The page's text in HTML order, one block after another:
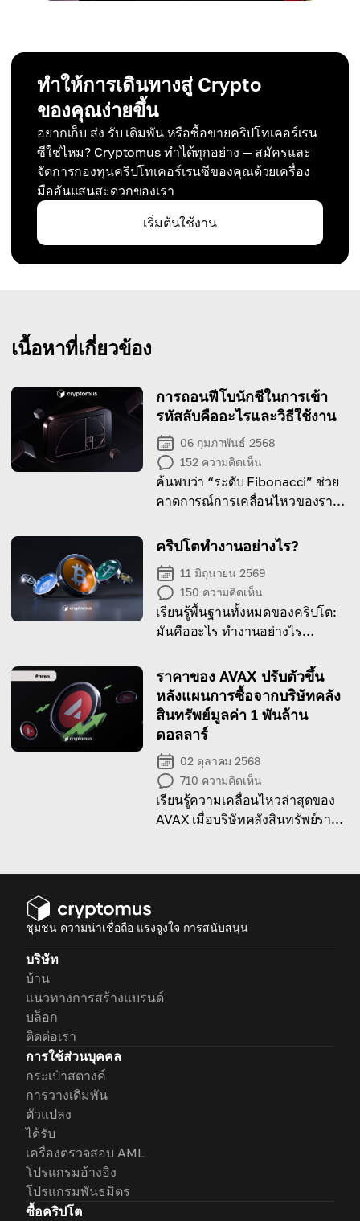
ทำให้การเดินทางสู่ Crypto
ของคุณง่ายขึ้น
อยากเก็บ ส่ง รับ เดิมพัน หรือซื้อขายคริปโทเคอร์เรน
ซีใช่ไหม? Cryptomus ทำได้ทุกอย่าง — สมัครและ
จัดการกองทุนคริปโทเคอร์เรนซีของคุณด้วยเครื่อง
มืออันแสนสะดวกของเรา
เริ่มต้นใช้งาน
เนื้อหาที่เกี่ยวข้อง
การถอนฟีโบนักชีในการเข้า
รหัสลับคืออะไรและวิธีใช้งาน
06 กุมภาพันธ์ 2568
152 ความคิดเห็น
ค้นพบว่า “ระดับ Fibonacci” ช่วย
คาดการณ์การเคลื่อนไหวของราคา
ฉลาดขึ้นอย่างไร!
คริปโตทำงานอย่างไร?
11 มิถุนายน 2569
150 ความคิดเห็น
เรียนรู้พื้นฐานทั้งหมดของคริปโต:
มันคืออะไร ทำงานอย่างไร
digital tokens เกิดขึ้นจริงอย่างไร
ราคาของ AVAX ปรับตัวขึ้น
หลังแผนการซื้อจากบริษัทคลัง
สินทรัพย์มูลค่า 1 พันล้าน
ดอลลาร์
02 ตุลาคม 2568
710 ความคิดเห็น
เรียนรู้ความเคลื่อนไหวล่าสุดของ
AVAX เมื่อบริษัทคลังสินทรัพย์ราย
ชุมชน ความน่าเชื่อถือ แรงจูงใจ การสนับสนุน
บริษัท
บ้าน
แนวทางการสร้างแบรนด์
บล็อก
ติดต่อเรา
การใช้ส่วนบุคคล
กระเป๋าสตางค์
การวางเดิมพัน
ตัวแปลง
ได้รับ
เครื่องตรวจสอบ AML
โปรแกรมอ้างอิง
โปรแกรมพันธมิตร
ซื้อคริปโต